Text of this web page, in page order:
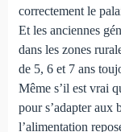
correctement le
Et les anciennes
dans les zones
de 5, 6 et 7 ans
Même s’il est vrai
pour s’adapter aux
l’alimentation